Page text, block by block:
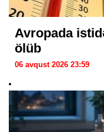
Avropada
ölüb
06 avqust 2026 23:59